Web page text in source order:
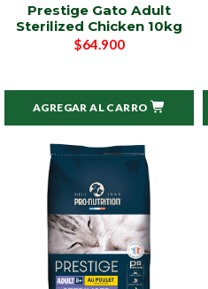
Prestige Gato Adult
Sterilized Chicken 10kg
$64.900
AGREGAR AL CARRO